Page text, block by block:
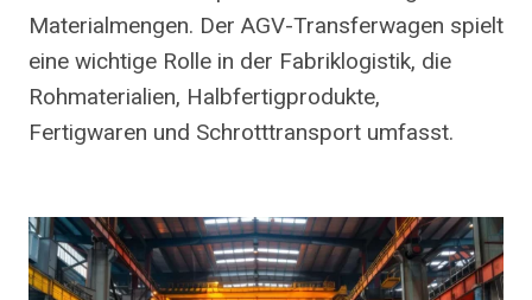
Materialmengen. Der AGV-Transferwagen spielt
eine wichtige Rolle in der Fabriklogistik, die
Rohmaterialien, Halbfertigprodukte,
Fertigwaren und Schrotttransport umfasst.